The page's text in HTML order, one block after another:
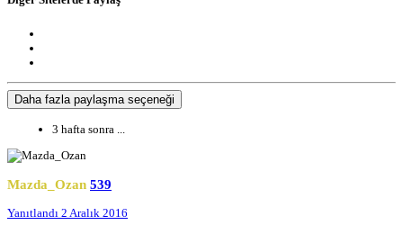
Daha fazla paylaşma seçeneği
3 hafta sonra ...
Mazda_Ozan 539
Yanıtlandı 2 Aralık 2016